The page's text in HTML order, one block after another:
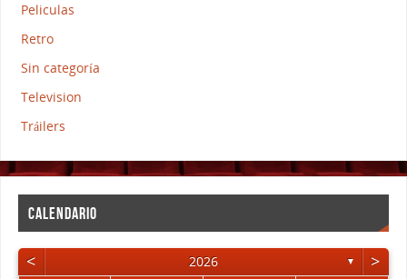
Peliculas
Retro
Sin categoría
Television
Tráilers
CALENDARIO
< 2026 ▼ >